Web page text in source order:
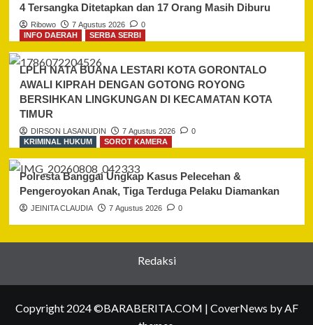
4 Tersangka Ditetapkan dan 17 Orang Masih Diburu
Ribowo 7 Agustus 2026
0
INFO DAERAH
SERBA SERBI
LPLH NATA BUANA LESTARI KOTA GORONTALO
AWALI KIPRAH DENGAN GOTONG ROYONG
BERSIHKAN LINGKUNGAN DI KECAMATAN KOTA
TIMUR
DIRSON LASANUDIN 7 Agustus 2026
0
KRIMINAL HUKUM
SOROT KAMERA
Polresta Banggai Ungkap Kasus Pelecehan &
Pengeroyokan Anak, Tiga Terduga Pelaku Diamankan
JEINITA CLAUDIA 7 Agustus 2026 0
Redaksi
Copyright 2024 ©BARABERITA.COM | CoverNews by AF